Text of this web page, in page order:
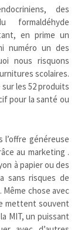
des
formaldéhyde
en prime un
numéro un des
nous risquons
scolaires.
les 52 produits
pour la santé ou
généreuse
au marketing .
à papier ou des
sans risques de
chose avec
mettent souvent
MIT, un puissant